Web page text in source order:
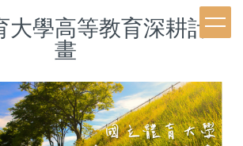
大學高等教育深耕計
畫